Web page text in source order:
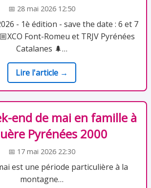
📅 28 mai 2026 12:50
- 1è édition - save the date : 6 et 7
Font-Romeu et TRJV Pyrénées
Catalanes 🌲…
Lire l'article →
end de mai en famille à
Pyrénées 2000
📅 17 mai 2026 22:30
est une période particulière à la
montagne…